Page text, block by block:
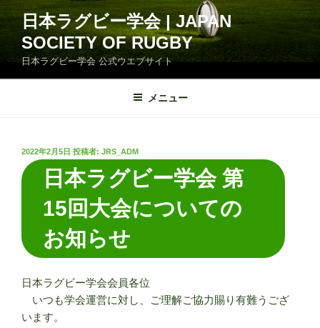
コ
ン
ツ
日本ラグビー学会 | JAPAN
SOCIETY OF RUGBY
日本ラグビー学会 公式ウエブサイト
メニュー
投
稿
日:
2022年2月5日 投稿者: JRS_ADM
日本ラグビー学会 第
15回大会についての
お知らせ
日本ラグビー学会会員各位
いつも学会運営に対し、ご理解ご協力賜り有難うござ
います。